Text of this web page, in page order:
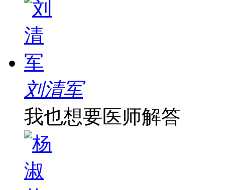
刘清军
我也想要医师解答